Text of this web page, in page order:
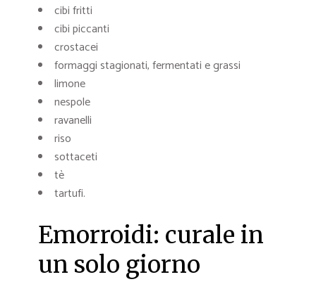
cibi fritti
cibi piccanti
crostacei
formaggi stagionati, fermentati e grassi
limone
nespole
ravanelli
riso
sottaceti
tè
tartufi.
Emorroidi: curale in
un solo giorno